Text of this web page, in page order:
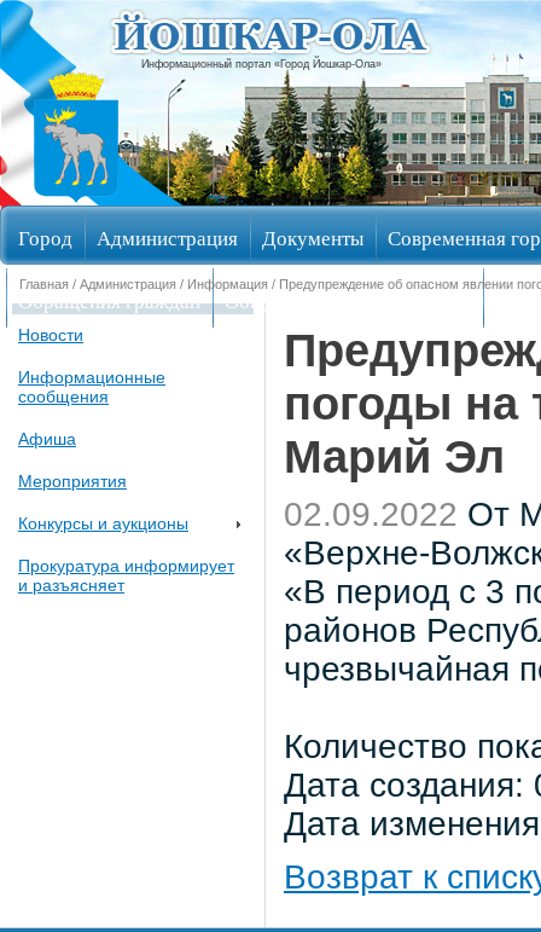
Информационный портал «Город Йошкар-Ола»
Город Администрация Документы Современная
Обращения граждан Общественные обсуждения
Главная / Администрация / Информация / Предупреждение об опасном явлении
Новости
Информационные
сообщения
Афиша
Мероприятия
Конкурсы и аукционы
Прокуратура информирует
и разъясняет
погоды на
Марий Эл
02.09.2022 От
«Верхне-
«В период с 3
районов
чрезвычайная
Количество
Дата
Дата
Возврат к